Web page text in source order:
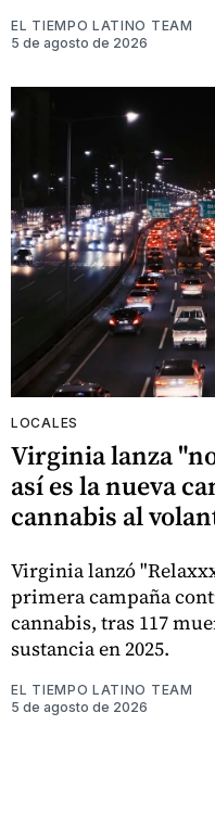
EL TIEMPO LATINO TEAM
5 de agosto de 2026
LOCALES
Virginia lanza
así es la nueva
cannabis al
Virginia lanzó
primera campaña
cannabis, tras 117
sustancia en 2025.
EL TIEMPO LATINO TEAM
5 de agosto de 2026